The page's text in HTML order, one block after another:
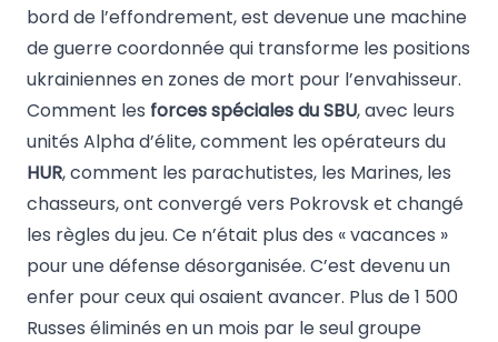
bord de l’effondrement, est devenue une machine
de guerre coordonnée qui transforme les positions
ukrainiennes en zones de mort pour l’envahisseur.
Comment les forces spéciales du SBU, avec leurs
unités Alpha d’élite, comment les opérateurs du
HUR, comment les parachutistes, les Marines, les
chasseurs, ont convergé vers Pokrovsk et changé
les règles du jeu. Ce n’était plus des « vacances »
pour une défense désorganisée. C’est devenu un
enfer pour ceux qui osaient avancer. Plus de 1 500
Russes éliminés en un mois par le seul groupe